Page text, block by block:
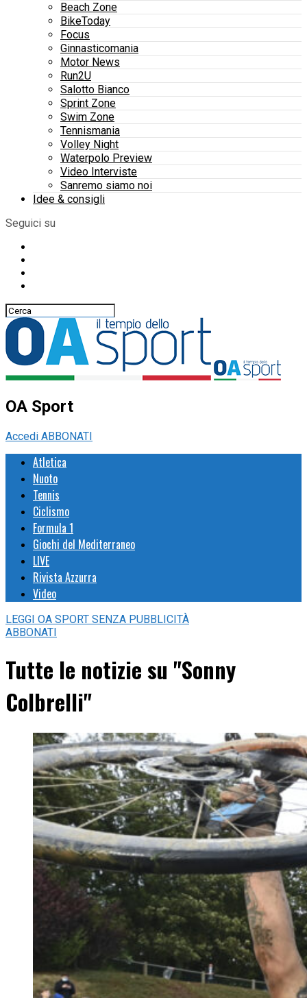
Beach Zone
BikeToday
Focus
Ginnasticomania
Motor News
Run2U
Salotto Bianco
Sprint Zone
Swim Zone
Tennismania
Volley Night
Waterpolo Preview
Video Interviste
Sanremo siamo noi
Idee & consigli
Seguici su
OA Sport
Accedi ABBONATI
Atletica
Nuoto
Tennis
Ciclismo
Formula 1
Giochi del Mediterraneo
LIVE
Rivista Azzurra
Video
LEGGI OA SPORT SENZA PUBBLICITÀ
ABBONATI
Tutte le notizie su "Sonny
Colbrelli"